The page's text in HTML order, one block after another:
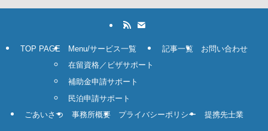
TOP PAGE
Menu/サービス一覧
在留資格／ビザサポート
補助金申請サポート
民泊申請サポート
記事一覧 お問い合わせ
ごあいさつ 事務所概要 プライバシーポリシー 提携先士業